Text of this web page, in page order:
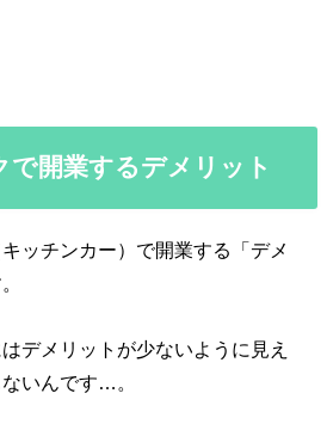
で開業するデメリット
ッチンカー）で開業する「デメ
デメリットが少ないように見え
いんです…。